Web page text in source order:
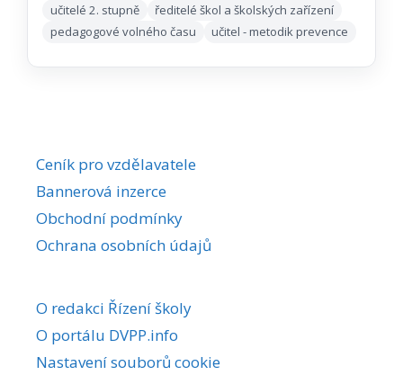
učitelé 2. stupně
ředitelé škol a školských zařízení
pedagogové volného času
učitel - metodik prevence
Ceník pro vzdělavatele
Bannerová inzerce
Obchodní podmínky
Ochrana osobních údajů
O redakci Řízení školy
O portálu DVPP.info
Nastavení souborů cookie